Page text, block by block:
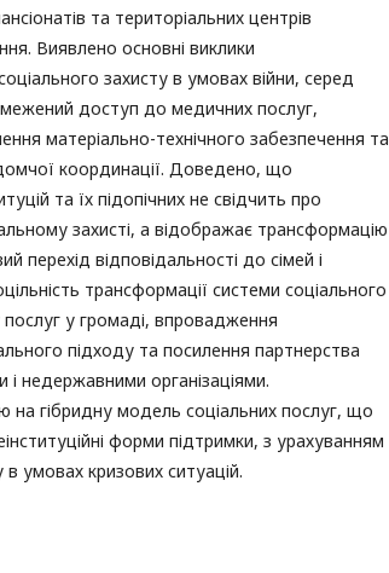
та територіальних центрів
Виявлено основні виклики
захисту в умовах війни, серед
доступ до медичних послуг,
матеріально-технічного забезпечення та
координації. Доведено, що
та їх підопічних не свідчить про
захисті, а відображає трансформацію
перехід відповідальності до сімей і
трансформації системи соціального
у громаді, впровадження
підходу та посилення партнерства
недержавними організаціями.
на гібридну модель соціальних послуг, що
форми підтримки, з урахуванням
в умовах кризових ситуацій.